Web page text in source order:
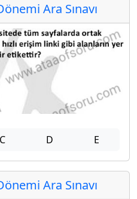
Ara Sınavı
C D E
Ara Sınavı